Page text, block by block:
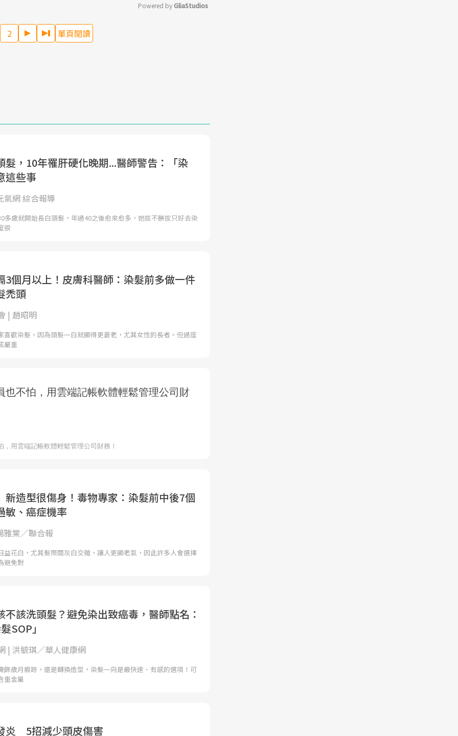
Powered by GliaStudios
2 單頁閱讀
髮，10年罹肝硬化晚期...醫師警告：「染
這些事
氣網 綜合報導
多歲就開始長白頭髮，年過40之後愈來愈多，她拔不勝拔只好去染
很
3個月以上！皮膚科醫師：染髮前多做一件
禿頭
| 趙昭明
喜歡染髮，因為頭髮一白就顯得更蒼老，尤其女性的長者。但過度
嚴重
新造型很傷身！毒物專家：染髮前中後7個
敏、癌症機率
雅棠／聯合報
益花白，尤其髮際間灰白交雜，讓人更顯老氣，因此許多人會選擇
避免對
不該洗頭髮？避免染出致癌毒，醫師點名：
SOP」
| 洪毓琪／華人健康網
飾歲月痕跡，還是轉換造型，染髮一向是最快速、有感的選項！可
重金屬
炎 5招減少頭皮傷害